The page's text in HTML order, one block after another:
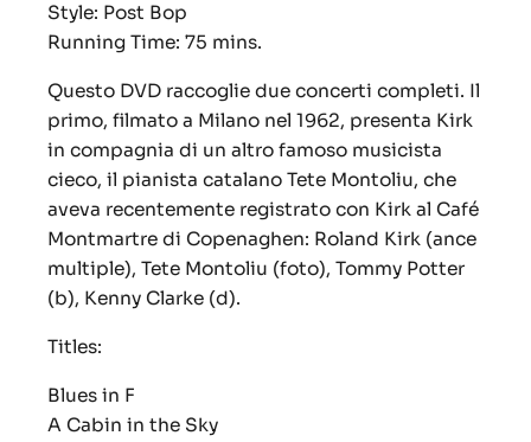
Style: Post Bop
Running Time: 75 mins.
Questo DVD raccoglie due concerti completi. Il
primo, filmato a Milano nel 1962, presenta Kirk
in compagnia di un altro famoso musicista
cieco, il pianista catalano Tete Montoliu, che
aveva recentemente registrato con Kirk al Café
Montmartre di Copenaghen: Roland Kirk (ance
multiple), Tete Montoliu (foto), Tommy Potter
(b), Kenny Clarke (d).
Titles:
Blues in F
A Cabin in the Sky